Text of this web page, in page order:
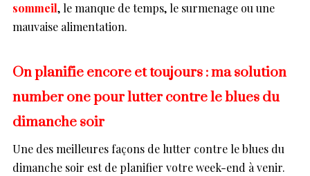
sommeil, le manque de temps, le surmenage ou une
mauvaise alimentation.
On planifie encore et toujours : ma solution
number one pour lutter contre le blues du
dimanche soir
Une des meilleures façons de lutter contre le blues du
dimanche soir est de planifier votre week-end à venir.